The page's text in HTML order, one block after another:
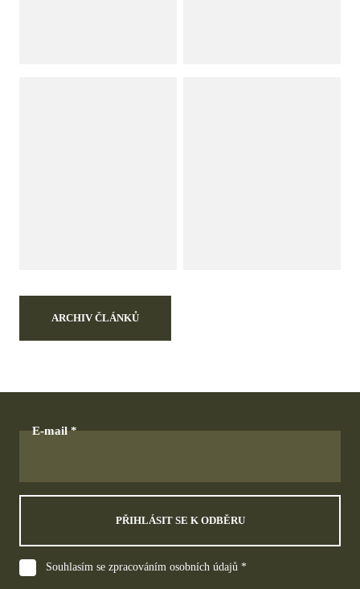
ARCHIV ČLÁNKŮ
E-mail
PŘIHLÁSIT SE K ODBĚRU
Souhlasím se zpracováním osobních údajů *